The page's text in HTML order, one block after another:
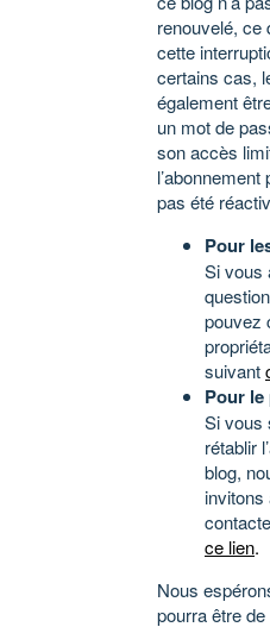
renouvelé, ce
cette
certains cas,
également
un mot de
son accès
l’abonnement
pas été
Pour
Si vous
pouvez
suivant
Pour
Si vous
rétablir
blog,
invitons
ce lien.
Nous
pourra être